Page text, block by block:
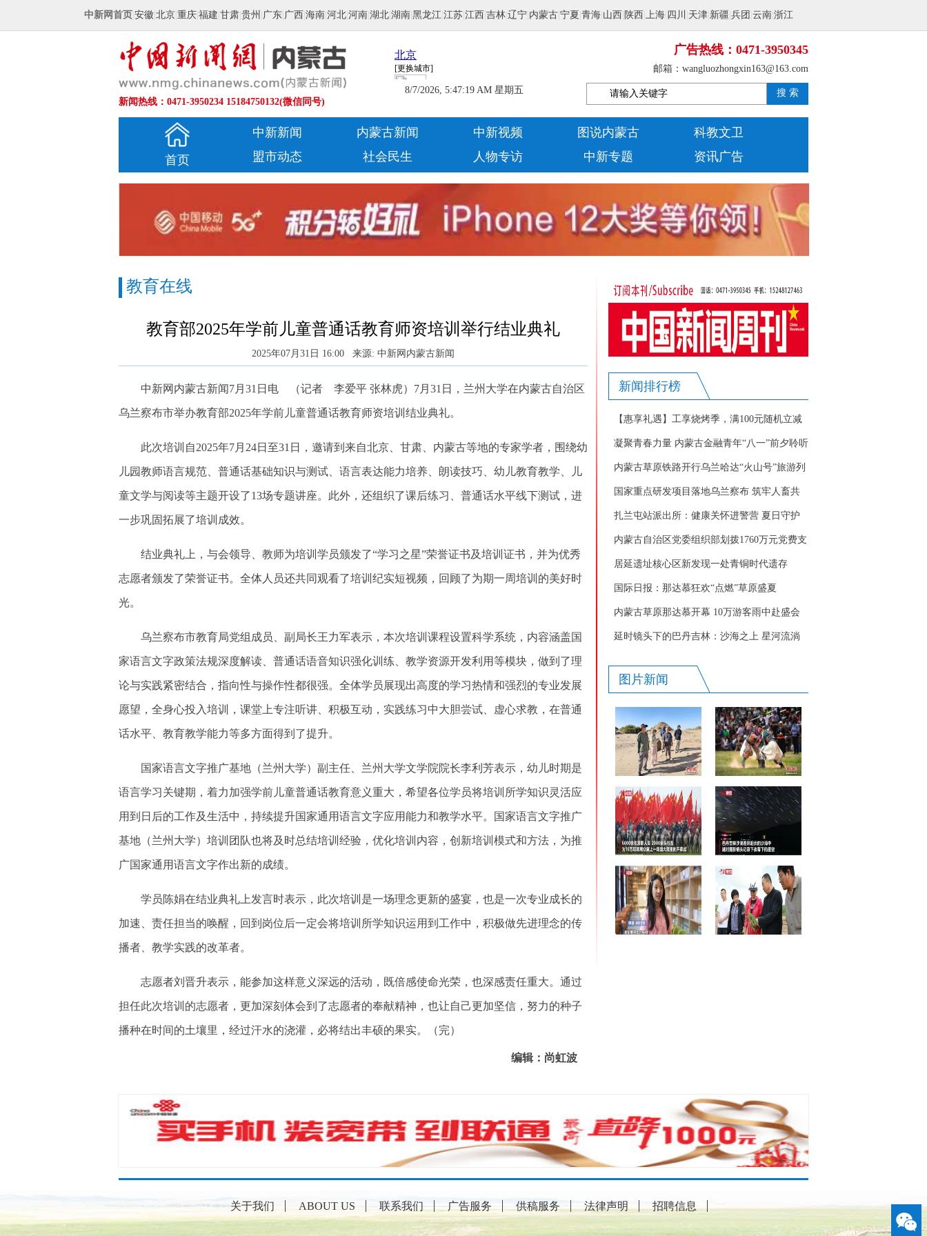
中新网首页 安徽 北京 重庆 福建 甘肃 贵州 广东 广西 海南 河北 河南 湖北 湖南 黑龙江 江苏 江西 吉林 辽宁 内蒙古 宁夏 青海 山西 陕西 上海 四川 天津 新疆 兵团 云南 浙江
新闻热线：0471-3950234 15184750132(微信同号)
8/7/2026, 5:47:20 AM 星期五
广告热线：0471-3950345
邮箱：wangluozhongxin163@163.com
搜 索
首页
中新新闻 内蒙古新闻 中新视频 图说内蒙古
科教文卫
盟市动态
社会民生 人物专访 中新专题 资讯广告
教育在线
教育部2025年学前儿童普通话教育师资培训举行结业典礼
2025年07月31日 16:00 来源: 中新网内蒙古新闻
中新网内蒙古新闻7月31日电 （记者 李爱平 张林虎）7月31日，兰州大学在内蒙古自治区
乌兰察布市举办教育部2025年学前儿童普通话教育师资培训结业典礼。
此次培训自2025年7月24日至31日，邀请到来自北京、甘肃、内蒙古等地的专家学者，围绕幼
儿园教师语言规范、普通话基础知识与测试、语言表达能力培养、朗读技巧、幼儿教育教学、儿
童文学与阅读等主题开设了13场专题讲座。此外，还组织了课后练习、普通话水平线下测试，进
一步巩固拓展了培训成效。
结业典礼上，与会领导、教师为培训学员颁发了“学习之星”荣誉证书及培训证书，并为优秀
志愿者颁发了荣誉证书。全体人员还共同观看了培训纪实短视频，回顾了为期一周培训的美好时
光。
乌兰察布市教育局党组成员、副局长王力军表示，本次培训课程设置科学系统，内容涵盖国
家语言文字政策法规深度解读、普通话语音知识强化训练、教学资源开发利用等模块，做到了理
论与实践紧密结合，指向性与操作性都很强。全体学员展现出高度的学习热情和强烈的专业发展
愿望，全身心投入培训，课堂上专注听讲、积极互动，实践练习中大胆尝试、虚心求教，在普通
话水平、教育教学能力等多方面得到了提升。
国家语言文字推广基地（兰州大学）副主任、兰州大学文学院院长李利芳表示，幼儿时期是
语言学习关键期，着力加强学前儿童普通话教育意义重大，希望各位学员将培训所学知识灵活应
用到日后的工作及生活中，持续提升国家通用语言文字应用能力和教学水平。国家语言文字推广
基地（兰州大学）培训团队也将及时总结培训经验，优化培训内容，创新培训模式和方法，为推
广国家通用语言文字作出新的成绩。
学员陈娟在结业典礼上发言时表示，此次培训是一场理念更新的盛宴，也是一次专业成长的
加速、责任担当的唤醒，回到岗位后一定会将培训所学知识运用到工作中，积极做先进理念的传
播者、教学实践的改革者。
志愿者刘晋升表示，能参加这样意义深远的活动，既倍感使命光荣，也深感责任重大。通过
担任此次培训的志愿者，更加深刻体会到了志愿者的奉献精神，也让自己更加坚信，努力的种子
播种在时间的土壤里，经过汗水的浇灌，必将结出丰硕的果实。（完）
编辑：尚虹波
新闻排行榜
【惠享礼遇】工享烧烤季，满100元随机立减
至高20元！
凝聚青春力量 内蒙古金融青年“八一”前夕聆听
全国道德模范巴特尔先进事迹
内蒙古草原铁路开行乌兰哈达“火山号”旅游列
车
国家重点研发项目落地乌兰察布 筑牢人畜共
患病防控屏障
扎兰屯站派出所：健康关怀进警营 夏日守护
暖警心
内蒙古自治区党委组织部划拨1760万元党费支
持防汛抗旱救灾工作
居延遗址核心区新发现一处青铜时代遗存
国际日报：那达慕狂欢“点燃”草原盛夏
内蒙古草原那达慕开幕 10万游客雨中赴盛会
延时镜头下的巴丹吉林：沙海之上 星河流淌
图片新闻
关于我们 ABOUT US 联系我们 广告服务 供稿服务 法律声明 招聘信息